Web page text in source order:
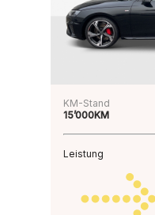
KM-Stand
15’000KM
Leistung